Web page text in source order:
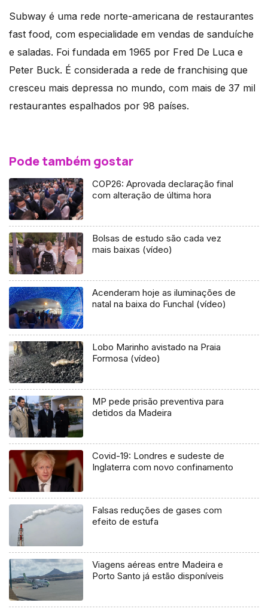
Subway é uma rede norte-americana de restaurantes
fast food, com especialidade em vendas de sanduíche
e saladas. Foi fundada em 1965 por Fred De Luca e
Peter Buck. É considerada a rede de franchising que
cresceu mais depressa no mundo, com mais de 37 mil
restaurantes espalhados por 98 países.
Pode também gostar
COP26: Aprovada declaração final
com alteração de última hora
Bolsas de estudo são cada vez
mais baixas (vídeo)
Acenderam hoje as iluminações de
natal na baixa do Funchal (vídeo)
Lobo Marinho avistado na Praia
Formosa (vídeo)
MP pede prisão preventiva para
detidos da Madeira
Covid-19: Londres e sudeste de
Inglaterra com novo confinamento
Falsas reduções de gases com
efeito de estufa
Viagens aéreas entre Madeira e
Porto Santo já estão disponíveis